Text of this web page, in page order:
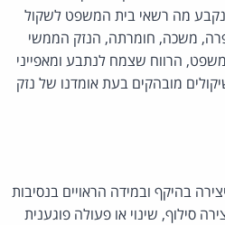
₪; שנית, נקבע מה רשאי בית המשפט לשקול
משכה, חומרתה, הנזק הממשי
הרווח שצמח לנתבע ומאפייני
מובהקים בעת אומדנו של נזק
בהיקף ובמידה הראויים בנסיבות
סילוף, שינוי או פעולה פוגענית